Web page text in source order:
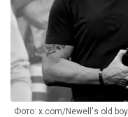
Фото: x.com/Newell's old